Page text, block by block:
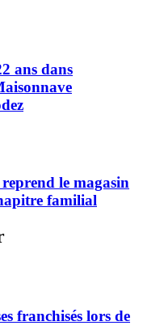
ans dans
le magasin
familial
franchisés lors de